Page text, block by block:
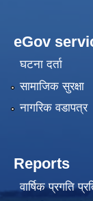
eGov
घटना दर्ता
सामाजिक सुरक्षा
नागरिक वडापत्र
Reports
वार्षिक प्रगति